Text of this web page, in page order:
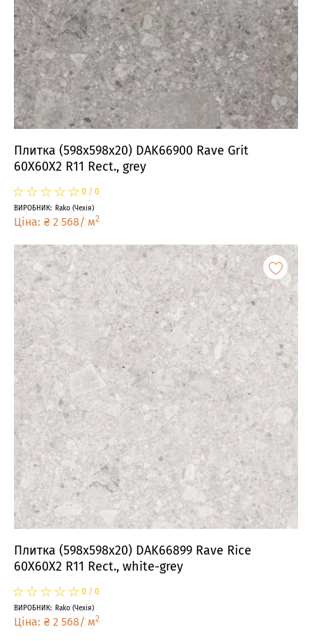
Плитка (598x598x20) DAK66900 Rave Grit
60X60X2 R11 Rect., grey
☆
★☆
★☆
★☆
★☆
★ 0 / 0
ВИРОБНИК: Rako (Чехія)
Ціна: ₴ 2 568/ м2
Плитка (598x598x20) DAK66899 Rave Rice
60X60X2 R11 Rect., white-grey
☆
★☆
★☆
★☆
★☆
★ 0 / 0
ВИРОБНИК: Rako (Чехія)
Ціна: ₴ 2 568/ м2